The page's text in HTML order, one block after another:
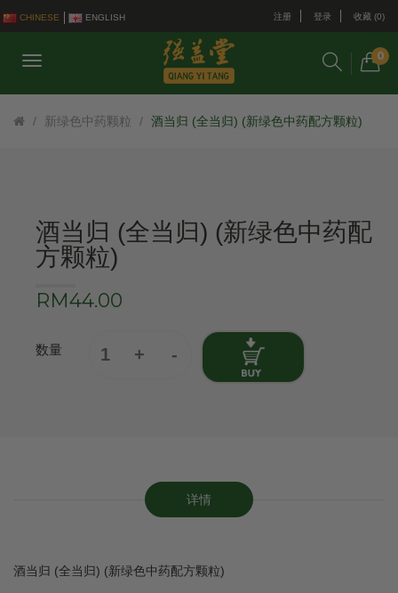
CHINESE ENGLISH 注册 登录 收藏 (0)
0
新绿色中药颗粒 酒当归 (全当归) (新绿色中药配方颗粒)
酒当归 (全当归) (新绿色中药配
方颗粒)
RM44.00
数量
详情
酒当归 (全当归) (新绿色中药配方颗粒)